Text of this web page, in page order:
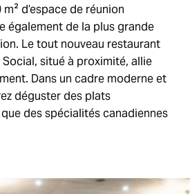
d’espace de réunion
également de la plus grande
Le tout nouveau restaurant
situé à proximité, allie
Dans un cadre moderne et
déguster des plats
des spécialités canadiennes